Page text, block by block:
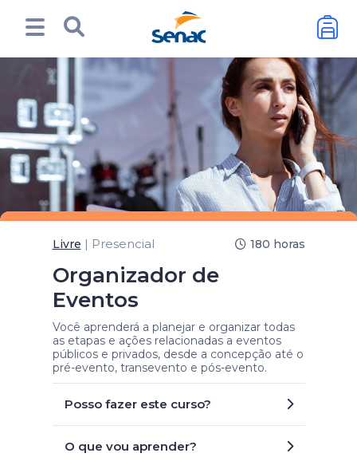
Organizador de
Eventos
Você aprenderá a planejar e organizar todas
as etapas e ações relacionadas a eventos
públicos e privados, desde a concepção até o
pré-evento, transevento e pós-evento.
Livre | Presencial 180 horas
Posso fazer este curso?
O que vou aprender?